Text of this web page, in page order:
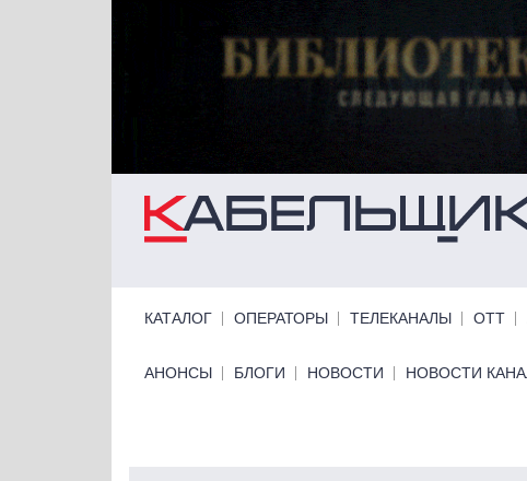
КАТАЛОГ ОПЕРАТОРЫ ТЕЛЕКАНАЛЫ ОТТ
Primary links bottom
АНОНСЫ БЛОГИ НОВОСТИ НОВОСТИ